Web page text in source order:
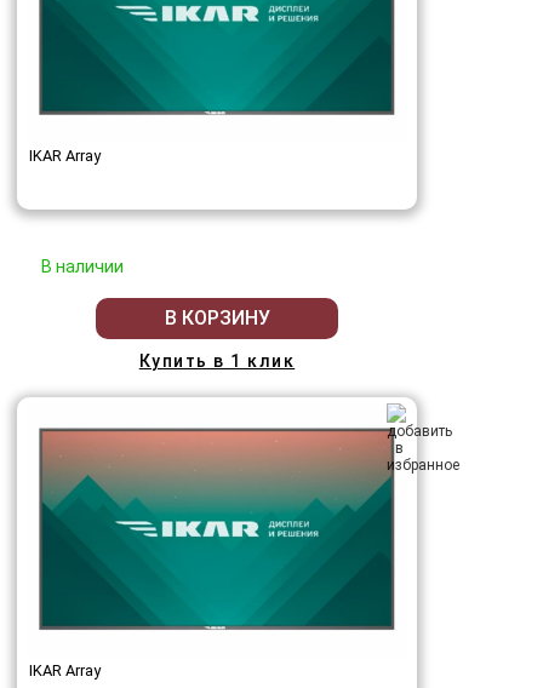
IKAR Array
В наличии
В КОРЗИНУ
Купить в 1 клик
IKAR Array